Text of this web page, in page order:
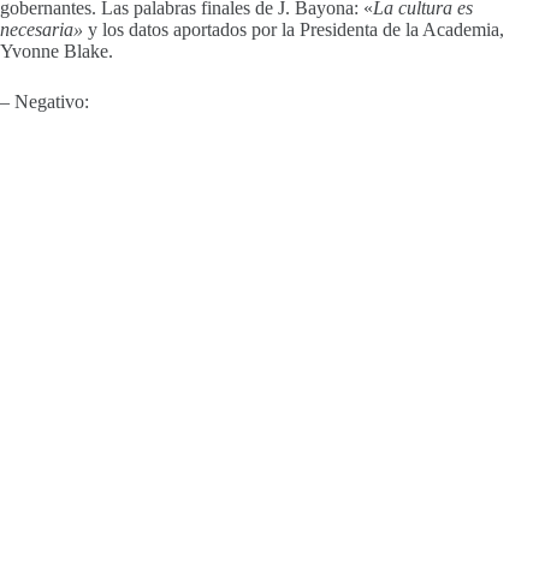
gobernantes. Las palabras finales de J. Bayona: «La cultura es
necesaria» y los datos aportados por la Presidenta de la Academia,
Yvonne Blake.
– Negativo: